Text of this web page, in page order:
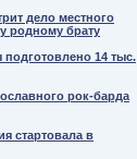
дело местного
родному брату
14 тыс.
рок-барда
стартовала в